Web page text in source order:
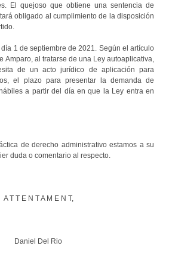
El quejoso que obtiene una sentencia de
obligado al cumplimiento de la disposición
1 de septiembre de 2021. Según el artículo
Amparo, al tratarse de una Ley autoaplicativa,
de un acto jurídico de aplicación para
el plazo para presentar la demanda de
a partir del día en que la Ley entra en
de derecho administrativo estamos a su
duda o comentario al respecto.
A T T E N T A M E N T,
Daniel Del Rio